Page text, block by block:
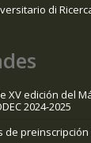
di
XV edición del
2024-2025
de preinscripción